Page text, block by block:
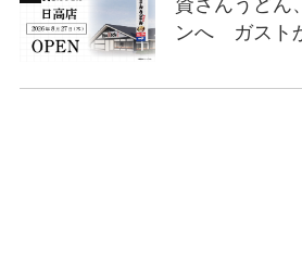
資さんうどん
ンへ ガスト